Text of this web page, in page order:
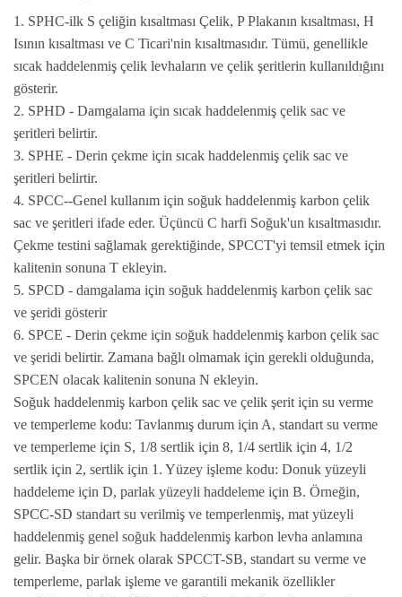
1. SPHC-ilk S çeliğin kısaltması Çelik, P Plakanın kısaltması, H
Isının kısaltması ve C Ticari'nin kısaltmasıdır. Tümü, genellikle
sıcak haddelenmiş çelik levhaların ve çelik şeritlerin kullanıldığını
gösterir.
2. SPHD - Damgalama için sıcak haddelenmiş çelik sac ve
şeritleri belirtir.
3. SPHE - Derin çekme için sıcak haddelenmiş çelik sac ve
şeritleri belirtir.
4. SPCC--Genel kullanım için soğuk haddelenmiş karbon çelik
sac ve şeritleri ifade eder. Üçüncü C harfi Soğuk'un kısaltmasıdır.
Çekme testini sağlamak gerektiğinde, SPCCT'yi temsil etmek için
kalitenin sonuna T ekleyin.
5. SPCD - damgalama için soğuk haddelenmiş karbon çelik sac
ve şeridi gösterir
6. SPCE - Derin çekme için soğuk haddelenmiş karbon çelik sac
ve şeridi belirtir. Zamana bağlı olmamak için gerekli olduğunda,
SPCEN olacak kalitenin sonuna N ekleyin.
Soğuk haddelenmiş karbon çelik sac ve çelik şerit için su verme
ve temperleme kodu: Tavlanmış durum için A, standart su verme
ve temperleme için S, 1/8 sertlik için 8, 1/4 sertlik için 4, 1/2
sertlik için 2, sertlik için 1. Yüzey işleme kodu: Donuk yüzeyli
haddeleme için D, parlak yüzeyli haddeleme için B. Örneğin,
SPCC-SD standart su verilmiş ve temperlenmiş, mat yüzeyli
haddelenmiş genel soğuk haddelenmiş karbon levha anlamına
gelir. Başka bir örnek olarak SPCCT-SB, standart su verme ve
temperleme, parlak işleme ve garantili mekanik özellikler